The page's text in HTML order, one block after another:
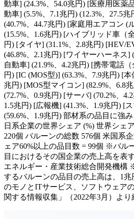
動車] (24.3%、54.0兆円) [医療用医薬
動車] (5.5%、7.1兆円) (12.3%、27.5
(40.7%、44.7兆円) [家庭用エアコン (
(15.5%、1.6兆円) [ハイブリッド車（
円) [タイヤ] (31.1%、2.8兆円) [HEV/
(46.8%、2.1兆円) [ワイヤーハーネス]
自動車] (21.9%、4.2兆円) [携帯電話
円) [IC (MOS型)] (63.3%、7.9兆円) [
兆円) [MOS型マイコン] (82.9%、6.8
(72.7%、0.9兆円) [サーバ] (70.2%、
1.5兆円) [広報機] (41.3%、1.9兆円) [
(59.6%、1.9兆円) 部材系の品目に強
日系企業の世界シェア (%) 世界シェ
220個 バルーンの総数 576個 米国系
ェア60%以上の品目数 = 99個 ※バル
目におけるその国企業の売上高を表
エネルギー・産業技術総合開発機構
するバルーンの品目の売上高は、1
のモノとITサービス、ソフトウェア
関する情報収集」（2022年3月）より